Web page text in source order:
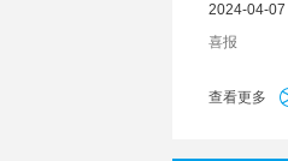
2024-04-07
喜报
查看更多